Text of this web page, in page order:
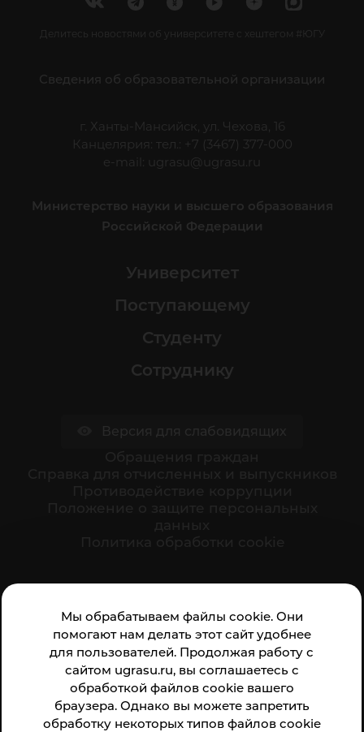
Мы обрабатываем файлы cookie. Они
помогают нам делать этот сайт удобнее
для пользователей. Продолжая работу с
сайтом ugrasu.ru, вы соглашаетесь с
обработкой файлов cookie вашего
браузера. Однако вы можете запретить
обработку некоторых типов файлов cookie
Делитесь новостями об университете с хештегом #ЮГУ
Сведения об образовательной организации
г. Ханты-Мансийск, ул. Чехова, 16
Канцелярия: тел.: +7 (3467) 377-000
e-mail:
ugrasu@ugrasu.ru
Министерство науки и высшего образования
Российской Федерации
Университет
Поступающему
Студенту
Сотруднику
организации:
Анкета доступна по QR-коду, а так же по прямой